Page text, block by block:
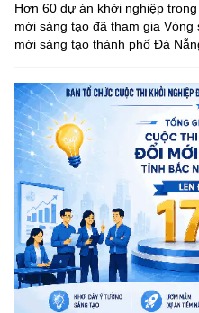
Hơn 60 dự án khởi nghiệp
mới sáng tạo đã tham gia
mới sáng tạo thành phố Đà